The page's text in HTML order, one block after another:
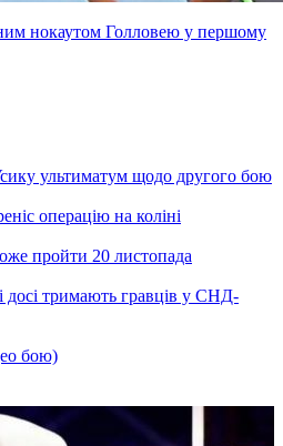
нокаутом Голловею у першому
ультиматум щодо другого бою
операцію на коліні
пройти 20 листопада
досі тримають гравців у СНД-
бою)